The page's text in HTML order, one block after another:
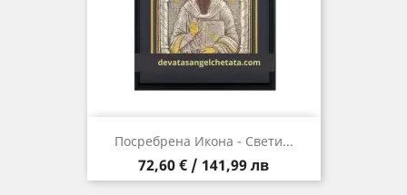
Посребрена Икона - Свети...
Цена
72,60 € / 141,99 лв